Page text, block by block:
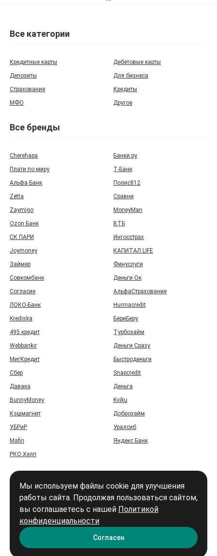
Все категории
Кредитные карты
Дебетовые карты
Депозиты
Для бизнеса
Страхование
Кредиты
МФО
Другое
Все бренды
Cherehapa
Банки.ру
Плати по миру
Т‑Банк
Альфа Банк
Полис812
Zetta
Сравни
Zaymigo
MoneyMan
Ozon Банк
ВТБ
СК ПАРИ
Ингосстрах
Joymoney
КАПИТАЛ LIFE
Займер
Финуслуги
Совкомбанк
Деньги Ок
Согласие
АльфаСтрахование
ЛОКО-Банк
Hurmacredit
Krediska
БериБеру
495 кредит
Турбозайм
Webbankir
Деньги Сразу
МигКредит
Быстроденьги
Сбер
Snapcredit
Давака
Деньга
BunnyMoney
Kviku
Кэшмагнит
Доброзайм
УБРиР
Уралсиб
Mafin
Яндекс Банк
РКО Хелп
Карта сайта
Мы используем файлы cookie для улучшения
работы сайта. Продолжая пользоваться сайтом,
вы соглашаетесь с нашей Политикой
конфиденциальности
Согласен